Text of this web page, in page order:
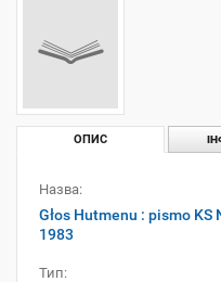
ОПИС
Назва:
Głos Hutmenu : pismo KS
1983
Тип: